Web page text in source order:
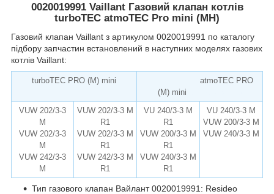
0020019991 Vaillant Газовий клапан котлів
turboTEC atmoTEC Pro mini (MH)
Газовий клапан Vaillant з артикулом 0020019991 по каталогу
підбору запчастин встановлений в наступних моделях газових
котлів Vaillant:
turboTEC PRO (M) mini
atmoTEC PRO
(M) mini
VUW 202/3-3
M
VUW 202/3-3
M
VUW 242/3-3
M
VUW 202/3-3 M
R1
VUW 202/3-3 M
R1
VUW 242/3-3 M
R1
VU 240/3-3 M
R1
VUW 200/3-3 M
R1
VUW 240/3-3 M
R1
VU 240/3-3 M
VUW 200/3-3 M
VUW 240/3-3 M
Тип газового клапан Вайлант 0020019991: Resideo